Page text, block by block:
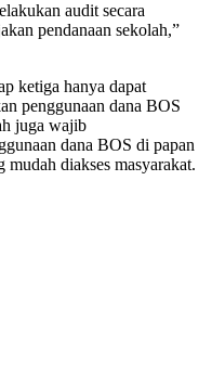
audit secara
pendanaan sekolah,”
ketiga hanya dapat
penggunaan dana BOS
juga wajib
dana BOS di papan
diakses masyarakat.